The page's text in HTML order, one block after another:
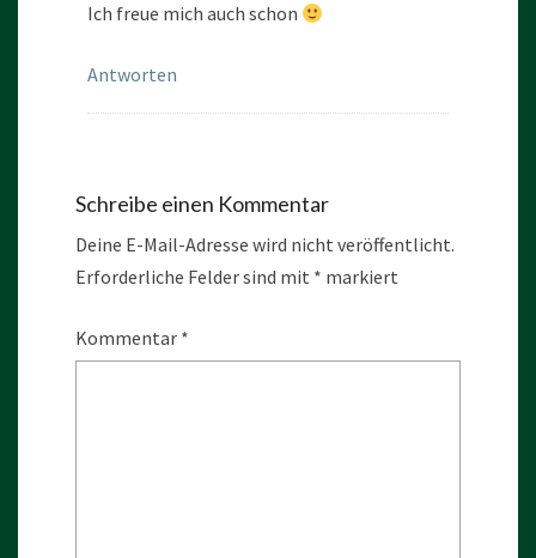
Ich freue mich auch schon
Antworten
Schreibe einen Kommentar
Deine E-Mail-Adresse wird nicht veröffentlicht.
Erforderliche Felder sind mit * markiert
Kommentar *